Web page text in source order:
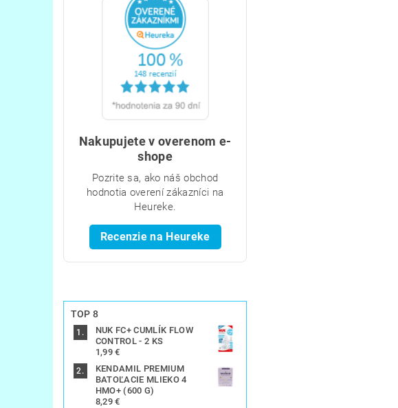
Nakupujete v overenom e-
shope
Pozrite sa, ako náš obchod
hodnotia overení zákazníci na
Heureke.
Recenzie na Heureke
TOP 8
NUK FC+ CUMLÍK FLOW
CONTROL - 2 KS
1,99 €
KENDAMIL PREMIUM
BATOĽACIE MLIEKO 4
HMO+ (600 G)
8,29 €